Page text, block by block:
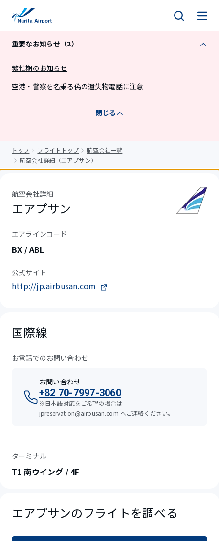
重要なお知らせ（2）
繁忙期のお知らせ
空港・警察を名乗る偽の遺失物電話に注意
閉じる
トップ フライトトップ
航空会社一覧
航空会社詳細（エアプサン）
航空会社詳細
エアプサン
エアラインコード
BX / ABL
公式サイト
http://jp.airbusan.com
国際線
お電話でのお問い合わせ
お問い合わせ
+82 70-7997-3060
※日本語対応をご希望の場合は
jpreservation@airbusan.com へご連絡ください。
ターミナル
T1 南ウイング / 4F
エアプサンのフライトを調べる